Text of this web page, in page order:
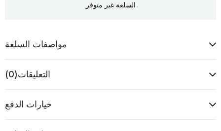
السلعة غير متوفر
مواصفات السلعة
التعليقات(0)
خيارات الدفع